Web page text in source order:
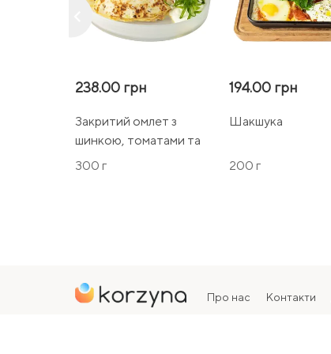
238.00 грн
Закритий омлет з
шинкою, томатами та
сиром
300 г
194.00 грн
Шакшука
200 г
Про нас Контакти